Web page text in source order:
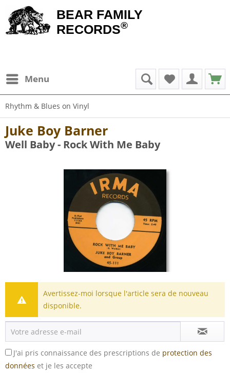
BEAR FAMILY
RECORDS®
Menu
Rhythm & Blues on Vinyl
Juke Boy Barner
Well Baby - Rock With Me Baby
Avertissez-moi lorsque l'article sera de nouveau
disponible.
J'ai pris connaissance des prescriptions de protection des
données et je les accepte